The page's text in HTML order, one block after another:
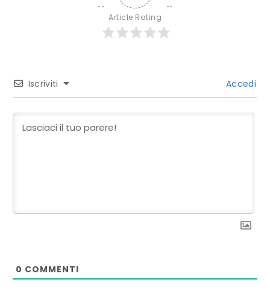
Article Rating
Iscriviti Accedi
0 COMMENTI